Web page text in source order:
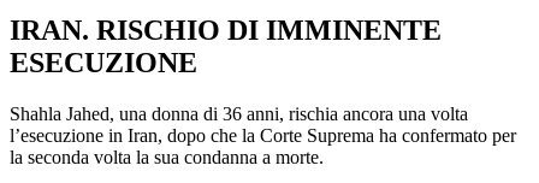
IRAN. RISCHIO DI IMMINENTE
ESECUZIONE
Shahla Jahed, una donna di 36 anni, rischia ancora una volta
l’esecuzione in Iran, dopo che la Corte Suprema ha confermato per
la seconda volta la sua condanna a morte.